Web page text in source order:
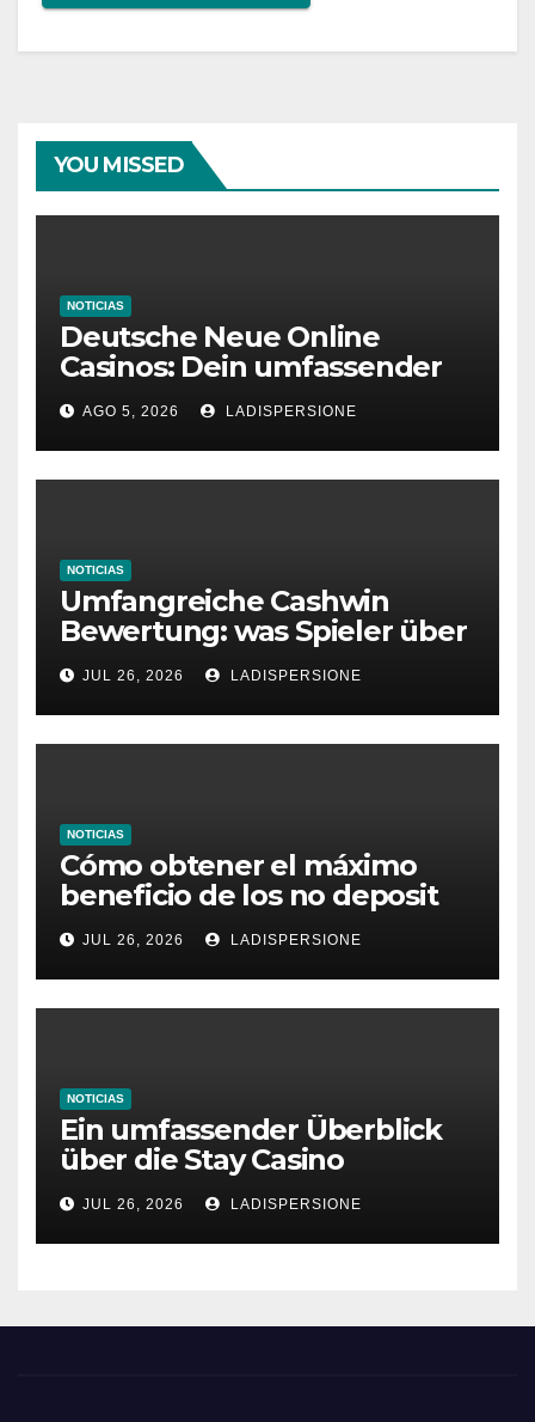
YOU MISSED
NOTICIAS
Deutsche Neue Online
Casinos: Dein umfassender
Ratgeber für moderne
Glücksspielplattformen
AGO 5, 2026 LADISPERSIONE
NOTICIAS
Umfangreiche Cashwin
Bewertung: was Spieler über
dieses Casino denken
JUL 26, 2026 LADISPERSIONE
NOTICIAS
Cómo obtener el máximo
beneficio de los no deposit
bonus codes de roby casino
JUL 26, 2026 LADISPERSIONE
NOTICIAS
Ein umfassender Überblick
über die Stay Casino
Bonusbedingungen
JUL 26, 2026 LADISPERSIONE